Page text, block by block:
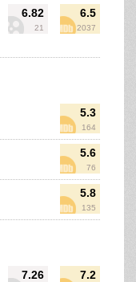
6.82
21
6.5
2037
5.3
164
5.6
76
5.8
135
7.26 7.2